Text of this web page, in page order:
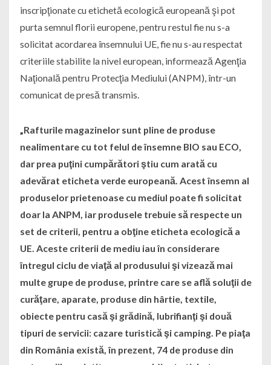
inscripţionate cu etichetă ecologică europeană şi pot
purta semnul florii europene, pentru restul fie nu s-a
solicitat acordarea însemnului UE, fie nu s-au respectat
criteriile stabilite la nivel european, informează Agenţia
Naţională pentru Protecţia Mediului (ANPM), într-un
comunicat de presă transmis.
„Rafturile magazinelor sunt pline de produse
nealimentare cu tot felul de însemne BIO sau ECO,
dar prea puţini cumpărători ştiu cum arată cu
adevărat eticheta verde europeană. Acest însemn al
produselor prietenoase cu mediul poate fi solicitat
doar la ANPM, iar produsele trebuie să respecte un
set de criterii, pentru a obţine eticheta ecologică a
UE. Aceste criterii de mediu iau în considerare
întregul ciclu de viaţă al produsului şi vizează mai
multe grupe de produse, printre care se află soluţii de
curăţare, aparate, produse din hârtie, textile,
obiecte pentru casă şi grădină, lubrifianţi şi două
tipuri de servicii: cazare turistică şi camping. Pe piaţa
din România există, în prezent, 74 de produse din